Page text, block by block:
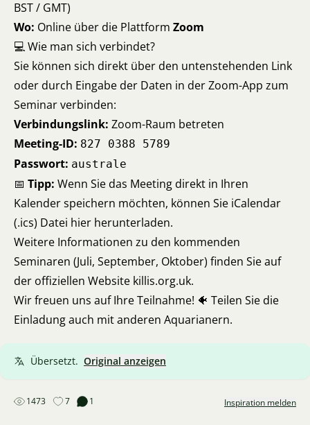
BST / GMT)
Wo: Online über die Plattform Zoom
💻 Wie man sich verbindet?
Sie können sich direkt über den untenstehenden Link
oder durch Eingabe der Daten in der Zoom-App zum
Seminar verbinden:
Verbindungslink: Zoom-Raum betreten
Meeting-ID: 827 0388 5789
Passwort: australe
📅 Tipp: Wenn Sie das Meeting direkt in Ihren
Kalender speichern möchten, können Sie iCalendar
(.ics) Datei hier herunterladen.
Weitere Informationen zu den kommenden
Seminaren (Juli, September, Oktober) finden Sie auf
der offiziellen Website killis.org.uk.
Wir freuen uns auf Ihre Teilnahme! 🐠 Teilen Sie die
Einladung auch mit anderen Aquarianern.
Übersetzt. Original anzeigen
1473 7 1 Inspiration melden